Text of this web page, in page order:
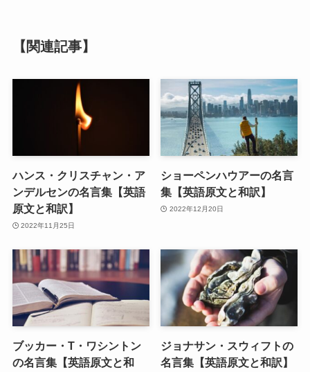
【関連記事】
ハンス・クリスチャン・ア
ンデルセンの名言集【英語
原文と和訳】
2022年11月25日
ショーペンハウアーの名言
集【英語原文と和訳】
2022年12月20日
ブッカー・T・ワシントン
の名言集【英語原文と和
ジョナサン・スウィフトの
名言集【英語原文と和訳】